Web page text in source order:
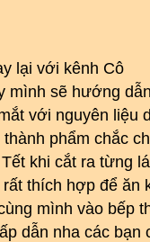
lại với kênh Cô
mình sẽ hướng
với nguyên liệu
phẩm chắc
khi cắt ra từng
thích hợp để
mình vào bếp
dẫn nha các